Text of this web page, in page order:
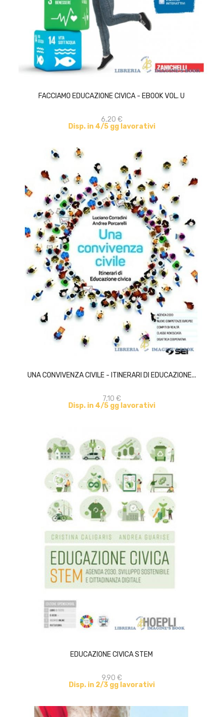
FACCIAMO EDUCAZIONE CIVICA - EBOOK VOL. U
6,20 €
Disp. in 4/5 gg lavorativi
ACQUISTA
UNA CONVIVENZA CIVILE - ITINERARI DI EDUCAZIONE...
7,10 €
Disp. in 4/5 gg lavorativi
ACQUISTA
EDUCAZIONE CIVICA STEM
9,90 €
Disp. in 2/3 gg lavorativi